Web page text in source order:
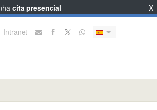
Intranet
cita presencial X